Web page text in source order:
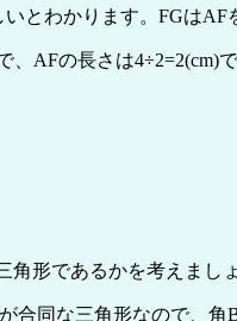
とわかります。FGは
AFの長さは4÷2=2(cm)で
角形であるかを考えましょ
合同な三角形なので、